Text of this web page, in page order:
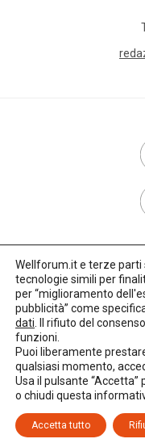
Credits: LO Studio
Wellforum.it e terze
tecnologie simili per
per “miglioramento
pubblicità” come
dati . Il rifiuto del
funzioni.
Puoi liberamente
qualsiasi momento,
Usa il pulsante “Accetta”
o chiudi questa
Accetta tutto